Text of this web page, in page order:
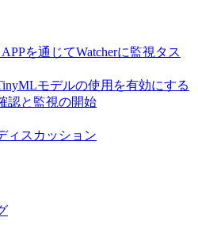
APPを通じてWatcherに監視タス
モデルの使用を有効にする
認と監視の開始
ィスカッション